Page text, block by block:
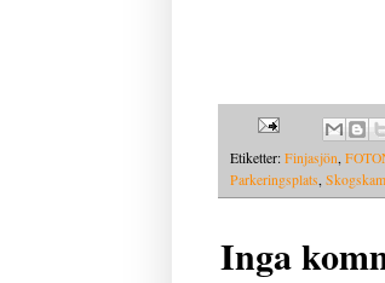
Etiketter: Finjasjön
Parkeringsplats
Inga